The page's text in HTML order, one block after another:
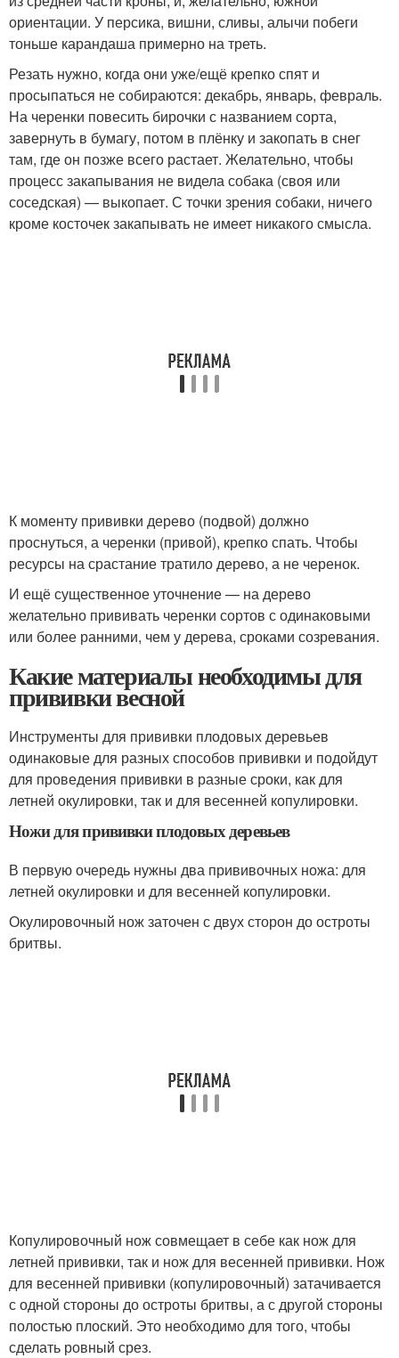
ориентации. У персика, вишни, сливы, алычи побеги
тоньше карандаша примерно на треть.
Резать нужно, когда они уже/ещё крепко спят и
просыпаться не собираются: декабрь, январь, февраль.
На черенки повесить бирочки с названием сорта,
завернуть в бумагу, потом в плёнку и закопать в снег
там, где он позже всего растает. Желательно, чтобы
процесс закапывания не видела собака (своя или
соседская) — выкопает. С точки зрения собаки, ничего
кроме косточек закапывать не имеет никакого смысла.
К моменту прививки дерево (подвой) должно
проснуться, а черенки (привой), крепко спать. Чтобы
ресурсы на срастание тратило дерево, а не черенок.
И ещё существенное уточнение — на дерево
желательно прививать черенки сортов с одинаковыми
или более ранними, чем у дерева, сроками созревания.
Какие материалы необходимы для
прививки весной
Инструменты для прививки плодовых деревьев
одинаковые для разных способов прививки и подойдут
для проведения прививки в разные сроки, как для
летней окулировки, так и для весенней копулировки.
Ножи для прививки плодовых деревьев
В первую очередь нужны два прививочных ножа: для
летней окулировки и для весенней копулировки.
Окулировочный нож заточен с двух сторон до остроты
бритвы.
Копулировочный нож совмещает в себе как нож для
летней прививки, так и нож для весенней прививки. Нож
для весенней прививки (копулировочный) затачивается
с одной стороны до остроты бритвы, а с другой стороны
полостью плоский. Это необходимо для того, чтобы
сделать ровный срез.